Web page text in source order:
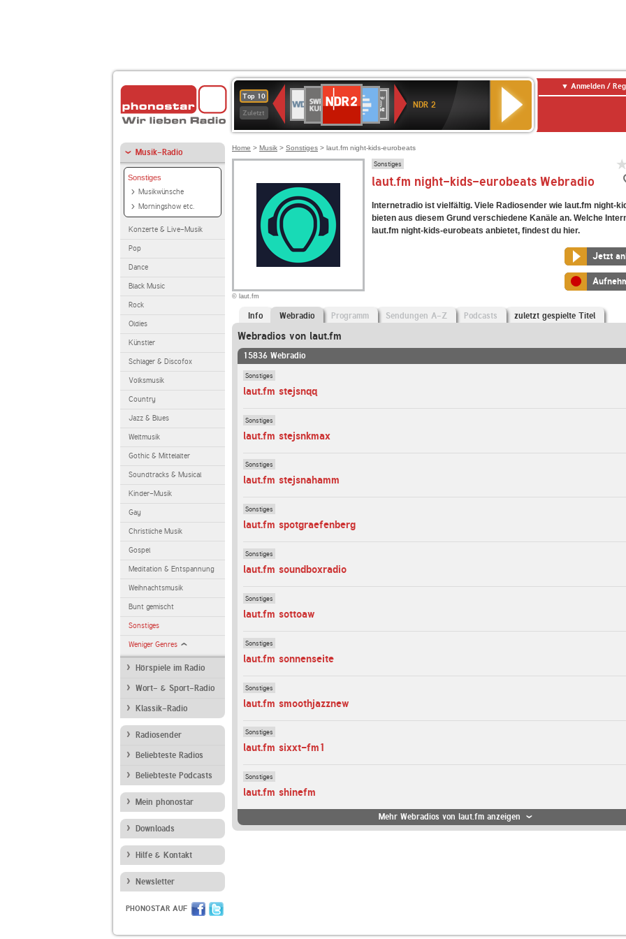
Top 10
Zuletzt
Deutschlandfunk
80er
90er
OLDIE
ANTENNE
SWR3
WDR
4
BR-
KLASSIK
Deutschlandfunk
Kultur
ANTENNE
BAYERN
2
Kultur
2
NDR 2
Anmelden /
Musik-Radio
Sonstiges
Musikwünsche
Morningshow etc.
Konzerte & Live-Musik
Pop
Dance
Black Music
Rock
Oldies
Künstler
Schlager & Discofox
Volksmusik
Country
Jazz & Blues
Weltmusik
Gothic & Mittelalter
Soundtracks & Musical
Kinder-Musik
Gay
Christliche Musik
Gospel
Meditation & Entspannung
Weihnachtsmusik
Bunt gemischt
Sonstiges
Weniger Genres
Hörspiele im Radio
Wort- & Sport-Radio
Klassik-Radio
Radiosender
Beliebteste Radios
Beliebteste Podcasts
Mein phonostar
Downloads
Hilfe & Kontakt
Newsletter
PHONOSTAR AUF
Home > Musik > Sonstiges > laut.fm night-kids-eurobeats
© laut.fm
Sonstiges
laut.fm night-kids-eurobeats Webradio
Internetradio ist vielfältig. Viele Radiosender wie laut.fm night-
bieten aus diesem Grund verschiedene Kanäle an. Welche
laut.fm night-kids-eurobeats anbietet, findest du hier.
Jetzt
Info Webradio Programm Sendungen A-Z Podcasts zuletzt gespielte Titel
Webradios von laut.fm
15836 Webradio
Sonstiges
laut.fm stejsnqq
Sonstiges
laut.fm stejsnkmax
Sonstiges
laut.fm stejsnahamm
Sonstiges
laut.fm spotgraefenberg
Sonstiges
laut.fm soundboxradio
Sonstiges
laut.fm sottoaw
Sonstiges
laut.fm sonnenseite
Sonstiges
laut.fm smoothjazznew
Sonstiges
laut.fm sixxt-fm1
Sonstiges
laut.fm shinefm
Mehr Webradios von laut.fm anzeigen